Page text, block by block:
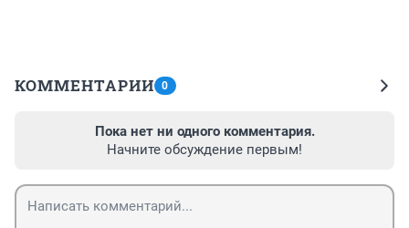
КОММЕНТАРИИ 0
Пока нет ни одного комментария.
Начните обсуждение первым!